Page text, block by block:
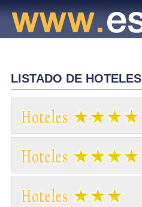
LISTADO DE HOTELES